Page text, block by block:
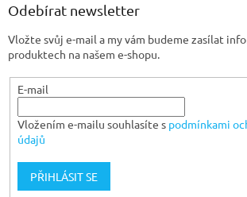
Odebírat newsletter
Vložte svůj e-mail a my vám budeme zasílat
produktech na našem e-shopu.
E-mail
Vložením e-mailu souhlasíte s podmínkami
údajů
PŘIHLÁSIT SE